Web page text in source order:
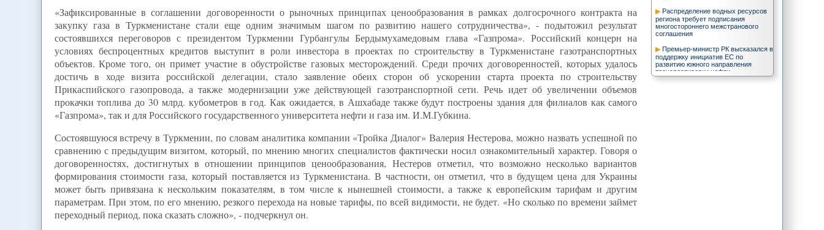
Распределение водных ресурсов
региона требует подписания
многостороннего межстранового
соглашения
Премьер-министр РК высказался в
поддержку инициатив ЕС по
развитию южного направления
транспортировки нефти
«Зафиксированные в соглашении договоренности о рыночных принципах ценообразования в рамках долгосрочного контракта на
закупку газа в Туркменистане стали еще одним значимым шагом по развитию нашего сотрудничества», - подытожил результат
состоявшихся переговоров с президентом Туркмении Гурбангулы Бердымухамедовым глава «Газпрома». Российский концерн на
условиях беспроцентных кредитов выступит в роли инвестора в проектах по строительству в Туркменистане газотранспортных
объектов. Кроме того, он примет участие в обустройстве газовых месторождений. Среди прочих договоренностей, которых удалось
достичь в ходе визита российской делегации, стало заявление обеих сторон об ускорении старта проекта по строительству
Прикаспийского газопровода, а также модернизации уже действующей газотранспортной сети. Речь идет об увеличении объемов
прокачки топлива до 30 млрд. кубометров в год. Как ожидается, в Ашхабаде также будут построены здания для филиалов как самого
«Газпрома», так и для Российского государственного университета нефти и газа им. И.М.Губкина.
Состоявшуюся встречу в Туркмении, по словам аналитика компании «Тройка Диалог» Валерия Нестерова, можно назвать успешной по
сравнению с предыдущим визитом, который, по мнению многих специалистов фактически носил ознакомительный характер. Говоря о
договоренностях, достигнутых в отношении принципов ценообразования, Нестеров отметил, что возможно несколько вариантов
формирования стоимости газа, который поставляется из Туркменистана. В частности, он отметил, что в будущем цена для Украины
может быть привязана к нескольким показателям, в том числе к нынешней стоимости, а также к европейским тарифам и другим
параметрам. При этом, по его мнению, резкого перехода на новые тарифы, по всей видимости, не будет. «Но сколько по времени займет
переходный период, пока сказать сложно», - подчеркнул он.